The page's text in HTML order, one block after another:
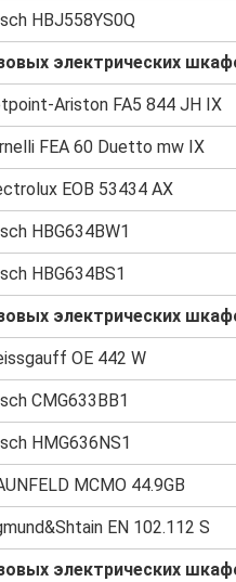
HBJ558YS0Q
электрических
Ariston FA5 844 JH IX
FEA 60 Duetto mw IX
EOB 53434 AX
HBG634BW1
HBG634BS1
электрических
OE 442 W
CMG633BB1
HMG636NS1
MCMO 44.9GB
EN 102.112 S
электрических